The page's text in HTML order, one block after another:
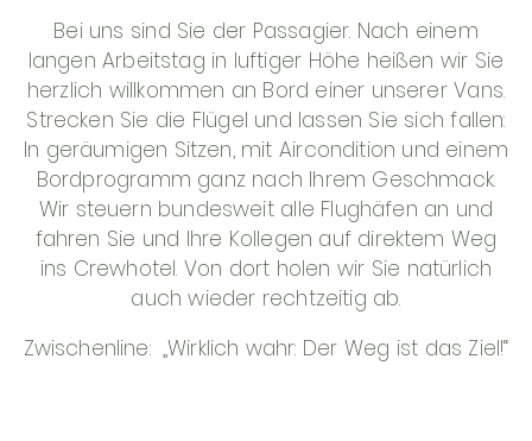
Bei uns sind Sie der Passagier. Nach einem
langen Arbeitstag in luftiger Höhe heißen wir Sie
herzlich willkommen an Bord einer unserer Vans.
Strecken Sie die Flügel und lassen Sie sich fallen:
In geräumigen Sitzen, mit Aircondition und einem
Bordprogramm ganz nach Ihrem Geschmack.
Wir steuern bundesweit alle Flughäfen an und
fahren Sie und Ihre Kollegen auf direktem Weg
ins Crewhotel. Von dort holen wir Sie natürlich
auch wieder rechtzeitig ab.
Zwischenline: „Wirklich wahr: Der Weg ist das Ziel!“